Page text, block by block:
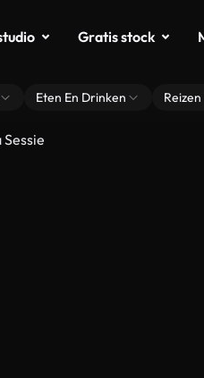
Gratis stock
Eten En Drinken Reizen